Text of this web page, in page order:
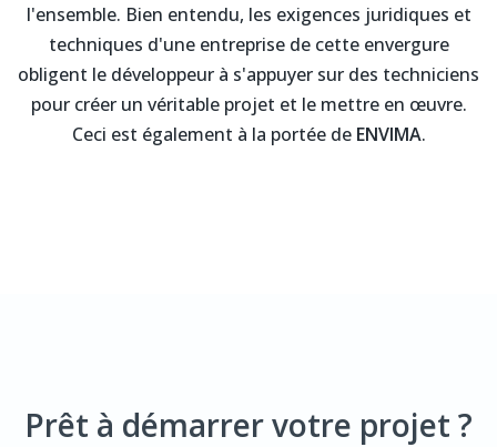
l'ensemble. Bien entendu, les exigences juridiques et
techniques d'une entreprise de cette envergure
obligent le développeur à s'appuyer sur des techniciens
pour créer un véritable projet et le mettre en œuvre.
Ceci est également à la portée de ENVIMA.
Prêt à démarrer votre projet ?